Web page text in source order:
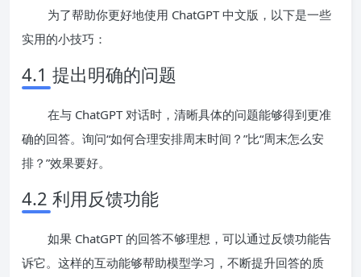
为了帮助你更好地使用 ChatGPT 中文版，以下是一些
实用的小技巧：
4.1 提出明确的问题
在与 ChatGPT 对话时，清晰具体的问题能够得到更准
确的回答。询问“如何合理安排周末时间？”比“周末怎么安
排？”效果要好。
4.2 利用反馈功能
如果 ChatGPT 的回答不够理想，可以通过反馈功能告
诉它。这样的互动能够帮助模型学习，不断提升回答的质